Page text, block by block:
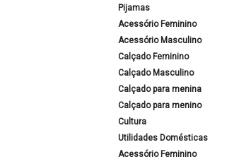
Pijamas
Acessório Feminino
Acessório Masculino
Calçado Feminino
Calçado Masculino
Calçado para menina
Calçado para menino
Cultura
Utilidades Domésticas
Acessório Feminino